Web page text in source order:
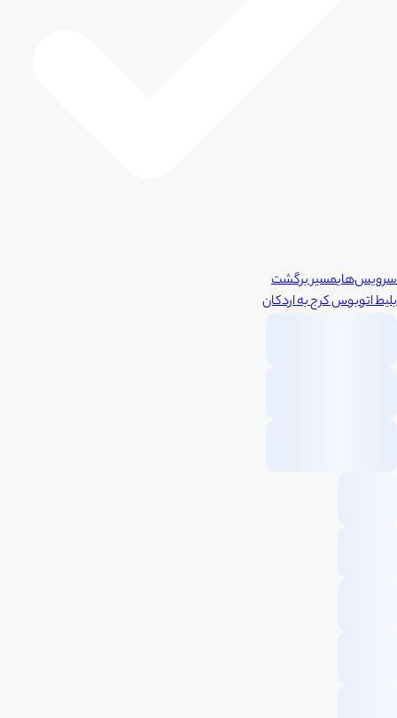
سرویس‌هایمسیر برگشت
بلیط اتوبوسکرجبهاردکان